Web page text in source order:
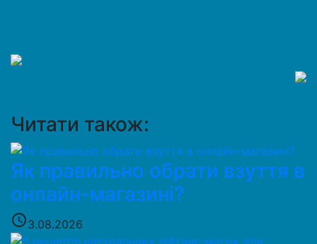
Читати також:
Як правильно обрати взуття в
онлайн-магазині?
access_time3.08.2026